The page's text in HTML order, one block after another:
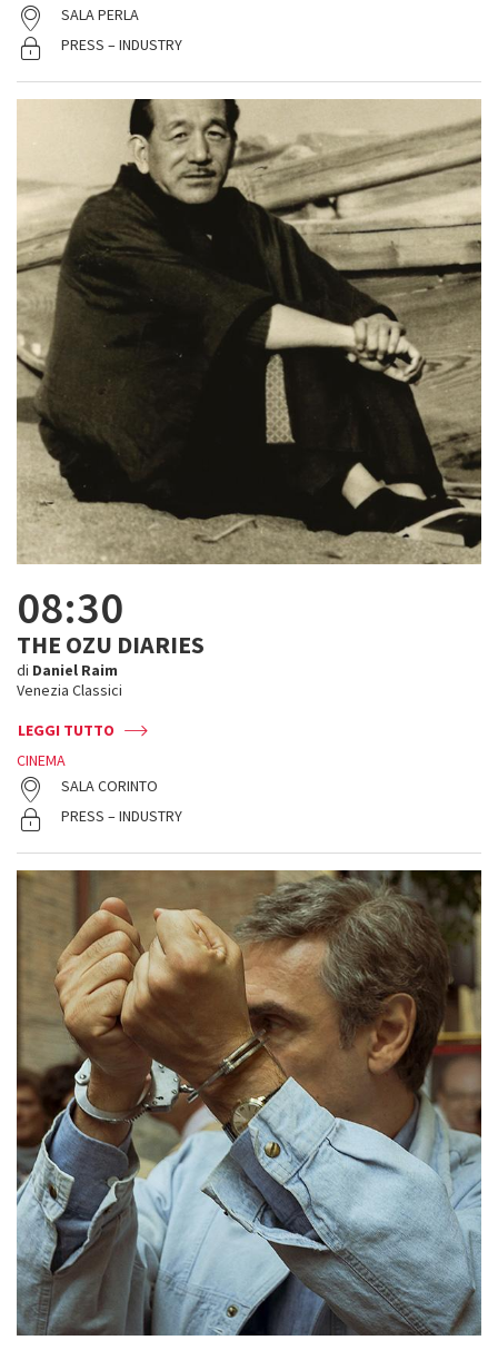
SALA PERLA
PRESS – INDUSTRY
08:30
THE OZU DIARIES
di Daniel Raim
Venezia Classici
LEGGI TUTTO
CINEMA
SALA CORINTO
PRESS – INDUSTRY